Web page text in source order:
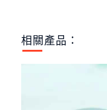
相關產品：